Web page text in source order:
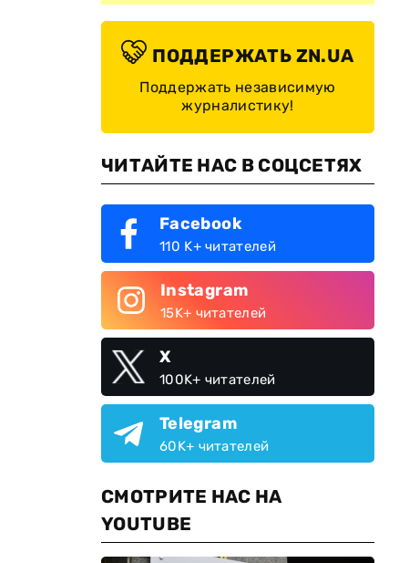
ПОДДЕРЖАТЬ ZN.UA
Поддержать независимую
журналистику!
ЧИТАЙТЕ НАС В СОЦСЕТЯХ
Facebook
110 K+ читателей
Instagram
15K+ читателей
X
100K+ читателей
Telegram
60K+ читателей
СМОТРИТЕ НАС НА
YOUTUBE